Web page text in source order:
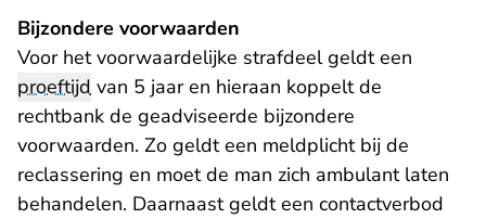
Bijzondere voorwaarden
Voor het voorwaardelijke strafdeel geldt een
proeftijd van 5 jaar en hieraan koppelt de
rechtbank de geadviseerde bijzondere
voorwaarden. Zo geldt een meldplicht bij de
reclassering en moet de man zich ambulant laten
behandelen. Daarnaast geldt een contactverbod